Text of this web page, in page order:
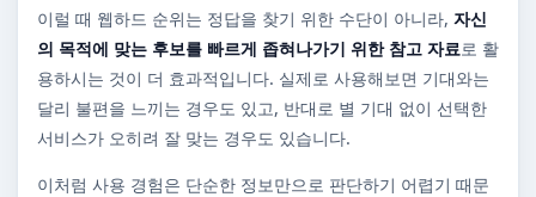
이럴 때 웹하드 순위는 정답을 찾기 위한 수단이 아니라, 자신
의 목적에 맞는 후보를 빠르게 좁혀나가기 위한 참고 자료로 활
용하시는 것이 더 효과적입니다. 실제로 사용해보면 기대와는
달리 불편을 느끼는 경우도 있고, 반대로 별 기대 없이 선택한
서비스가 오히려 잘 맞는 경우도 있습니다.
이처럼 사용 경험은 단순한 정보만으로 판단하기 어렵기 때문